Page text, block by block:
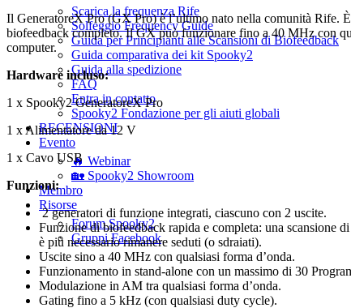
Scarica la frequenza Rife
Solfeggio Frequency Guide
Guida per Principianti alle Scansioni di Biofeedback
Guida comparativa dei kit Spooky2
Guida alla spedizione
FAQ
Entra in contatto
Spooky2 Fondazione per gli aiuti globali
RECENSIONI
Evento
🔥 Webinar
🏡 Spooky2 Showroom
Membro
Risorse
Forum Spooky2
Gruppi Facebook
Il GeneratoreX Pro (GX Pro) è l’ultimo nato nella comunità Rife.
biofeedback completo. Il GX può funzionare fino a 40 MHz con
computer.
Hardware incluso:
1 x Spooky2 GeneratoreX Pro
1 x Alimentatore da 12 V
1 x Cavo USB
Funzioni:
2 generatori di funzione integrati, ciascuno con 2 uscite.
Funzione di biofeedback rapida e completa: una scansione
è più necessario rimanere seduti (o sdraiati).
Uscite sino a 40 MHz con qualsiasi forma d’onda.
Funzionamento in stand-alone con un massimo di 30
Modulazione in AM tra qualsiasi forma d’onda.
Gating fino a 5 kHz (con qualsiasi duty cycle).